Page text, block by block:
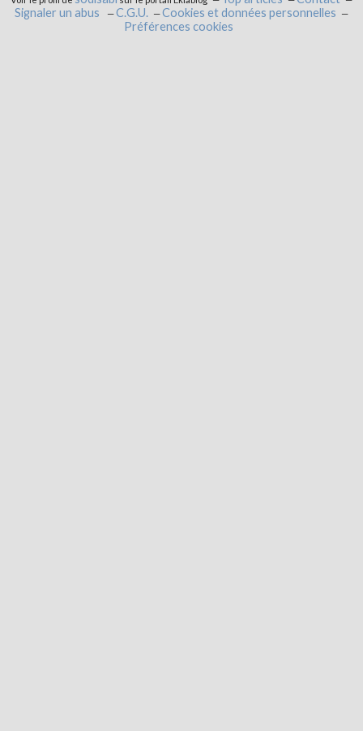
Signaler un abus
C.G.U.
Cookies et données personnelles
Préférences cookies